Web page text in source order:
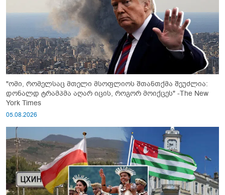
"ომი, რომელსაც მთელი მსოფლიოს შთანთქმა შეუძლია:
დონალდ ტრამპმა აღარ იცის, როგორ მოიქცეს" -The New
York Times
05.08.2026